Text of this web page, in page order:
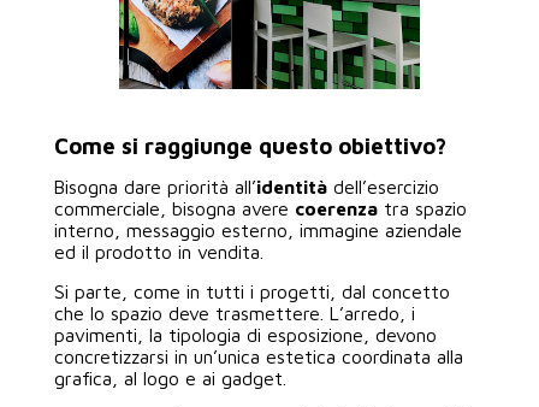
Come si raggiunge questo obiettivo?
Bisogna dare priorità all’identitàdell’esercizio
commerciale, bisogna avere coerenzatra spazio
interno, messaggio esterno, immagine aziendale
ed il prodotto in vendita.
Si parte, come in tutti i progetti, dal concetto
che lo spazio deve trasmettere. L’arredo, i
pavimenti, la tipologia di esposizione, devono
concretizzarsi in un’unica estetica coordinata alla
grafica, al logo e ai gadget.